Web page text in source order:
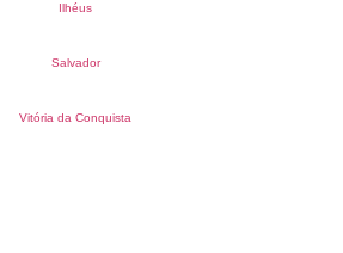
Ilhéus
Salvador
Vitória da Conquista